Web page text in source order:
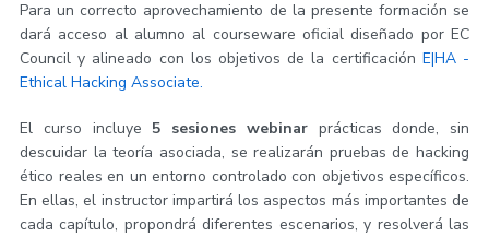
Para un correcto aprovechamiento de la presente formación se
dará acceso al alumno al courseware oficial diseñado por EC
Council y alineado con los objetivos de la certificación E|HA -
Ethical Hacking Associate.
El curso incluye 5 sesiones webinarprácticas donde, sin
descuidar la teoría asociada, se realizarán pruebas de hacking
ético reales en un entorno controlado con objetivos específicos.
En ellas, el instructor impartirá los aspectos más importantes de
cada capítulo, propondrá diferentes escenarios, y resolverá las